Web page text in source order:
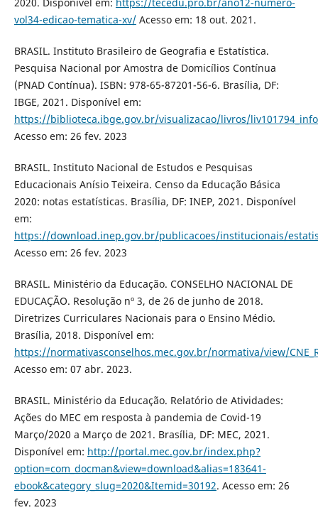
vol34-edicao-tematica-xv/Acesso em: 18 out. 2021.
BRASIL. Instituto Brasileiro de Geografia e Estatística.
Pesquisa Nacional por Amostra de Domicílios Contínua
(PNAD Contínua). ISBN: 978-65-87201-56-6. Brasília, DF:
IBGE, 2021. Disponível em:
https://biblioteca.ibge.gov.br/visualizacao/livros/
Acesso em: 26 fev. 2023
BRASIL. Instituto Nacional de Estudos e Pesquisas
Educacionais Anísio Teixeira. Censo da Educação Básica
2020: notas estatísticas. Brasília, DF: INEP, 2021. Disponível
em:
https://download.inep.gov.br/publicacoes/institucionais/
Acesso em: 26 fev. 2023
BRASIL. Ministério da Educação. CONSELHO NACIONAL DE
EDUCAÇÃO. Resolução nº 3, de 26 de junho de 2018.
Diretrizes Curriculares Nacionais para o Ensino Médio.
Brasília, 2018. Disponível em:
https://normativasconselhos.mec.gov.br/normativa/view/
Acesso em: 07 abr. 2023.
BRASIL. Ministério da Educação. Relatório de Atividades:
Ações do MEC em resposta à pandemia de Covid-19
Março/2020 a Março de 2021. Brasília, DF: MEC, 2021.
Disponível em: http://portal.mec.gov.br/index.php?
option=com_docman&view=download&alias=183641-
ebook&category_slug=2020&Itemid=30192. Acesso em: 26
fev. 2023